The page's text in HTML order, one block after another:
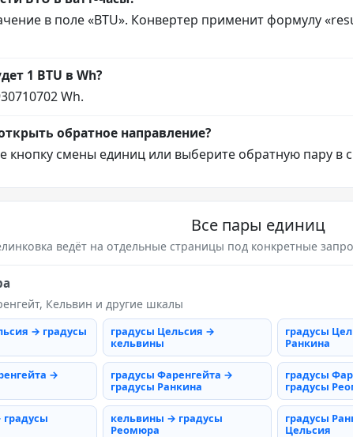
в поле «BTU». Конвертер применит формулу
1 BTU в Wh?
Wh.
обратное направление?
кнопку смены единиц или выберите обратную пару в
Все пары единиц
ведёт на отдельные страницы под конкретные
Кельвин и другие шкалы
→ градусы
градусы Цельсия →
кельвины
градусы
Ранкина
→
градусы Фаренгейта →
градусы Ранкина
градусы
градусы
кельвины → градусы
Реомюра
градусы
Цельсия